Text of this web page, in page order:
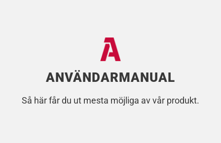
ANVÄNDARMANUAL
Så här får du ut mesta möjliga av vår produkt.